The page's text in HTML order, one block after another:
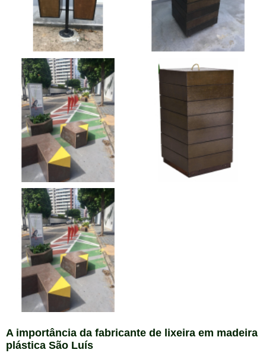
A importância da fabricante de lixeira em madeira
plástica São Luís